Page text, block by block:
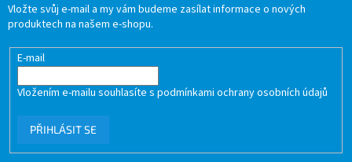
Vložte svůj e-mail a my vám budeme zasílat informace o nových
produktech na našem e-shopu.
E-mail
Vložením e-mailu souhlasíte s podmínkami ochrany osobních údajů
PŘIHLÁSIT SE